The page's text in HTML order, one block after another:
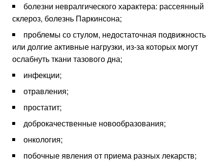
болезни невралгического характера: рассеянный
склероз, болезнь Паркинсона;
проблемы со стулом, недостаточная подвижность
или долгие активные нагрузки, из-за которых могут
ослабнуть ткани тазового дна;
инфекции;
отравления;
простатит;
доброкачественные новообразования;
онкология;
побочные явления от приема разных лекарств;